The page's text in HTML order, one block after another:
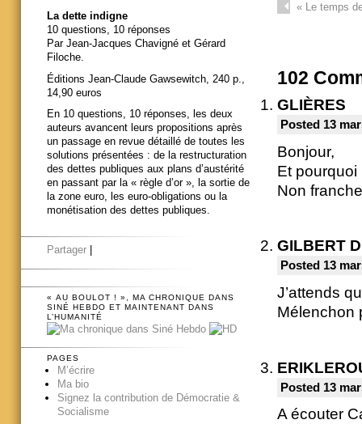
«Le temps
102
GLIÈRES
Posted 13
Bonjour,
Et
Non
GILBERT
Posted 13
J’attends
Mélenchon
Posted 13
A écouter
La dette indigne
10 questions, 10 réponses
Par Jean-Jacques Chavigné et Gérard
Filoche.
Éditions Jean-Claude Gawsewitch, 240 p.,
14,90 euros
En 10 questions, 10 réponses, les deux
auteurs avancent leurs propositions après
un passage en revue détaillé de toutes les
solutions présentées : de la restructuration
des dettes publiques aux plans d’austérité
en passant par la « règle d’or », la sortie de
la zone euro, les euro-obligations ou la
monétisation des dettes publiques.
Partager
« AU BOULOT ! », MA CHRONIQUE DANS
SINÉ HEBDO ET MAINTENANT DANS
L’HUMANITÉ
PAGES
M’écrire
Ma bio
Signez la contribution de Démocratie &
Socialisme